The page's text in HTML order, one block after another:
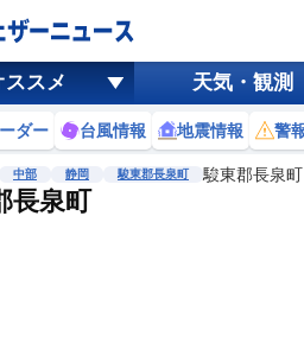
ススメ 天気・観測
ダー 台風情報 地震情報 警
中部 静岡 駿東郡長泉町 駿東郡長泉
長泉町